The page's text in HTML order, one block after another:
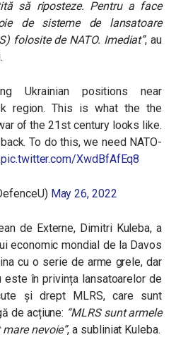
să riposteze. Pentru a face
de sisteme de lansatoare
folosite de NATO. Imediat”, au
Ukrainian positions near
region. This is what the the
of the 21st century looks like.
To do this, we need NATO-
pic.twitter.com/XwdBfAfEq8
May 26, 2022
de Externe, Dimitri Kuleba, a
economic mondial de la Davos
cu o serie de arme grele, dar
în privința lansatoarelor de
și drept MLRS, care sunt
de acțiune: “MLRS sunt armele
nevoie”, a subliniat Kuleba.